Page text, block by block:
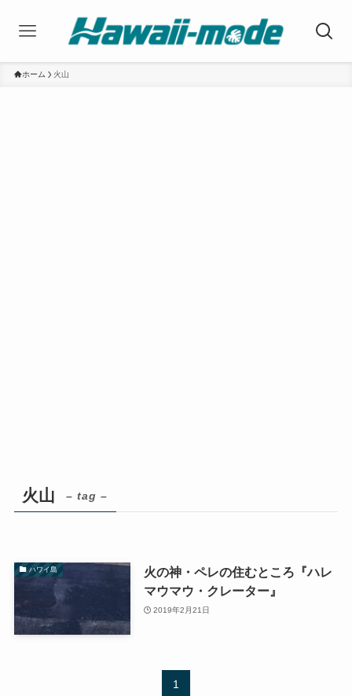
ホーム 火山
火山 – tag –
ハワイ島
火の神・ペレの住むところ『ハレ
マウマウ・クレーター』
2019年2月21日
1